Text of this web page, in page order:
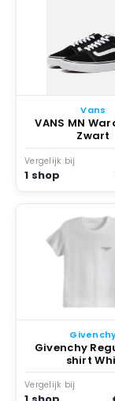
Vans
VANS MN
Zwart
Vergelijk bij
1 shop
Givenchy
shirt
Vergelijk bij